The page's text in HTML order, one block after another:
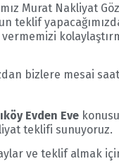
Murat Nakliyat
teklif
bizlere mesai
Evden Eve
teklifi sunuyoruz.
ve teklif almak